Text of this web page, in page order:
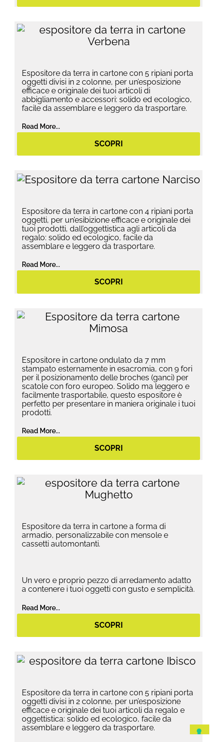
Espositore da terra in cartone con 5 ripiani porta
oggetti divisi in 2 colonne, per un’esposizione
efficace e originale dei tuoi articoli di
abbigliamento e accessori: solido ed ecologico,
facile da assemblare e leggero da trasportare.
Read More...
SCOPRI
Espositore da terra in cartone con 4 ripiani porta
oggetti, per un’esibizione efficace e originale dei
tuoi prodotti, dall’oggettistica agli articoli da
regalo: solido ed ecologico, facile da
assemblare e leggero da trasportare.
Read More...
SCOPRI
Espositore in cartone ondulato da 7 mm
stampato esternamente in esacromia, con 9 fori
per il posizionamento delle broches (ganci) per
scatole con foro europeo. Solido ma leggero e
facilmente trasportabile, questo espositore è
perfetto per presentare in maniera originale i tuoi
prodotti.
Read More...
SCOPRI
Espositore da terra in cartone a forma di
armadio, personalizzabile con mensole e
cassetti automontanti.
Un vero e proprio pezzo di arredamento adatto
a contenere i tuoi oggetti con gusto e semplicità.
Read More...
SCOPRI
Espositore da terra in cartone con 5 ripiani porta
oggetti divisi in 2 colonne, per un’esposizione
efficace e originale dei tuoi articoli da regalo e
oggettistica: solido ed ecologico, facile da
assemblare e leggero da trasportare.